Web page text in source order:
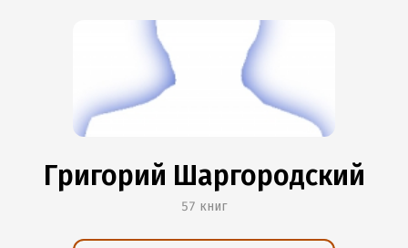
Григорий Шаргородский
57 книг